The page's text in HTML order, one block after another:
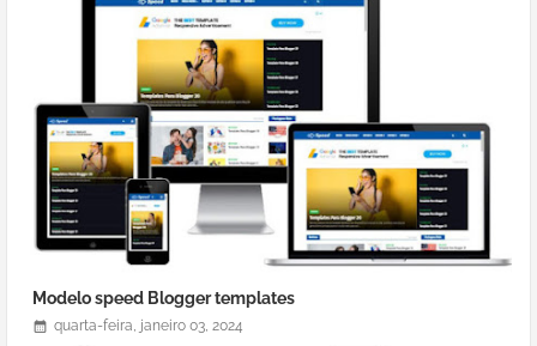
Modelo speed Blogger templates
quarta-feira, janeiro 03, 2024